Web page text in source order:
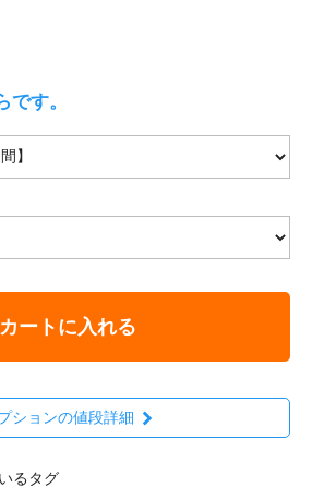
す。
カートに入れる
ションの値段詳細
るタグ